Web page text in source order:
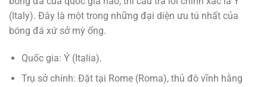
(Italy). Đây là một trong những đại diện ưu tú nhất của
bóng đá xứ sở mỳ ống.
Quốc gia: Ý (Italia).
Trụ sở chính: Đặt tại Rome (Roma), thủ đô vĩnh hằng